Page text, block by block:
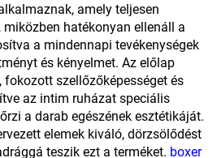
amely teljesen
hatékonyan ellenáll a
a mindennapi tevékenységek
és kényelmet. Az előlap
fokozott szellőzőképességet és
az intim ruházat speciális
a darab egészének esztétikáját.
elemek kiváló, dörzsölődést
teszik ezt a terméket. boxer